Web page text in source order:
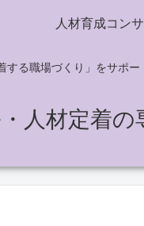
する職場づくり」をサポー
人材定着
人材育成コン